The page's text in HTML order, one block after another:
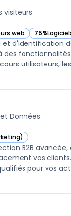
visiteurs
web 75%
— voir
et d'identification
utilisateurs,
Données
B2B
vos
pour vos